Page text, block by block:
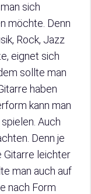
sich
möchte. Denn
Rock, Jazz
eignet sich
sollte man
haben
kann man
Auch
Denn je
Gitarre leichter
man auch auf
nach Form